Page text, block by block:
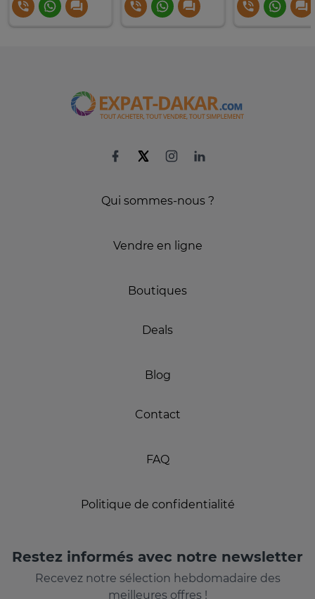
Qui sommes-nous ?
Vendre en ligne
Boutiques
Deals
Blog
Contact
FAQ
Politique de confidentialité
Restez informés avec notre newsletter
Recevez notre sélection hebdomadaire des
meilleures offres !